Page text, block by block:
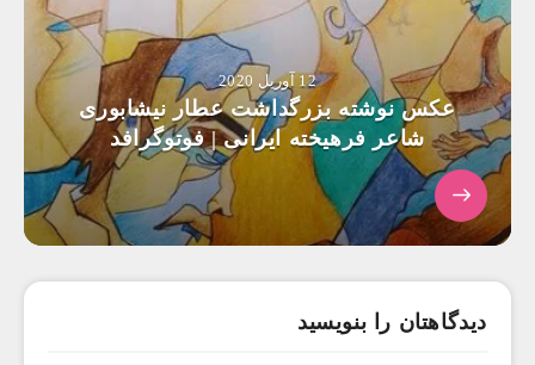
12 آوریل 2020
عکس نوشته بزرگداشت عطار نیشابوری
شاعر فرهیخته ایرانی | فوتوگرافد
دیدگاهتان را بنویسید